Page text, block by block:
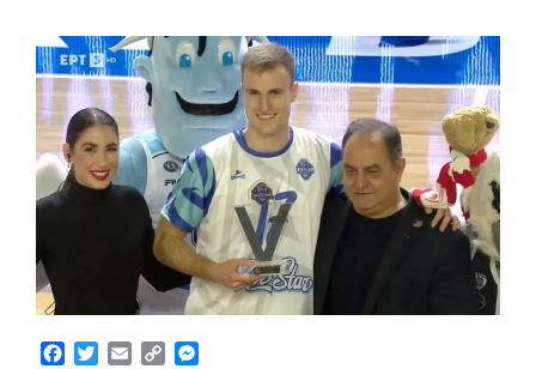
Facebook
TwitterEmailCopy